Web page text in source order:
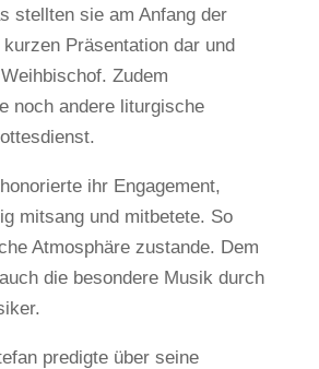
stellten sie am Anfang der
Präsentation dar und
Zudem
noch andere liturgische
ihr Engagement,
mitsang und mitbetete. So
Atmosphäre zustande. Dem
die besondere Musik durch
predigte über seine